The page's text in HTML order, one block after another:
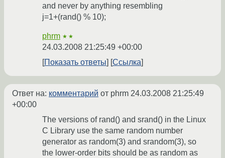
and never by anything resembling
j=1+(rand() % 10);
phrm ★★
24.03.2008 21:25:49 +00:00
Показать ответы
Ссылка
Ответ на: комментарий от phrm 24.03.2008 21:25:49
+00:00
The versions of rand() and srand() in the Linux
C Library use the same random number
generator as random(3) and srandom(3), so
the lower-order bits should be as random as